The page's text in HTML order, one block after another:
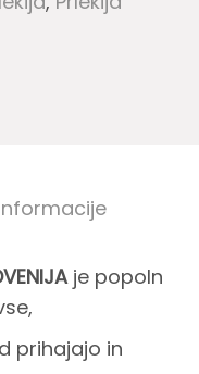
je popoln
prihajajo in